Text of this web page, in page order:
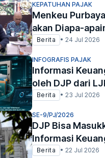
KEPATUHAN PAJAK
Menkeu
akan Diapa-
Berita • 24 Jul 2026
INFOGRAFIS PAJAK
Informasi
oleh DJP dari
Berita • 23 Jul 2026
SE-9/PJ/2026
DJP Bisa
Informasi
Berita • 22 Jul 2026